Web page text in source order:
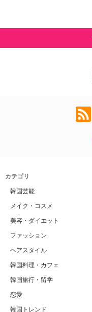
カテゴリ
韓国芸能
メイク・コスメ
美容・ダイエット
ファッション
ヘアスタイル
韓国料理・カフェ
韓国旅行・留学
恋愛
韓国トレンド